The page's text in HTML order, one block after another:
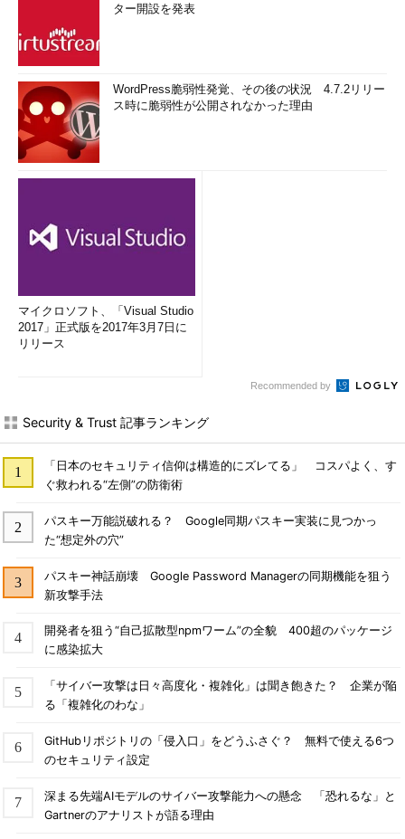
ター開設を発表
WordPress脆弱性発覚、その後の状況 4.7.2リリー
ス時に脆弱性が公開されなかった理由
マイクロソフト、「Visual Studio
2017」正式版を2017年3月7日に
リリース
Recommended by
Security & Trust 記事ランキング
「日本のセキュリティ信仰は構造的にズレてる」 コスパよく、す
ぐ救われる“左側”の防衛術
パスキー万能説破れる？ Google同期パスキー実装に見つかっ
た“想定外の穴”
パスキー神話崩壊 Google Password Managerの同期機能を狙う
新攻撃手法
開発者を狙う“自己拡散型npmワーム”の全貌 400超のパッケージ
に感染拡大
「サイバー攻撃は日々高度化・複雑化」は聞き飽きた？ 企業が陥
る「複雑化のわな」
GitHubリポジトリの「侵入口」をどうふさぐ？ 無料で使える6つ
のセキュリティ設定
深まる先端AIモデルのサイバー攻撃能力への懸念 「恐れるな」と
Gartnerのアナリストが語る理由